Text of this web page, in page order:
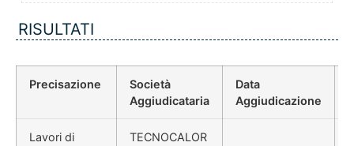
RISULTATI
Precisazione
Società
Aggiudicataria
Data
Aggiudicazione
Lavori di
TECNOCALOR